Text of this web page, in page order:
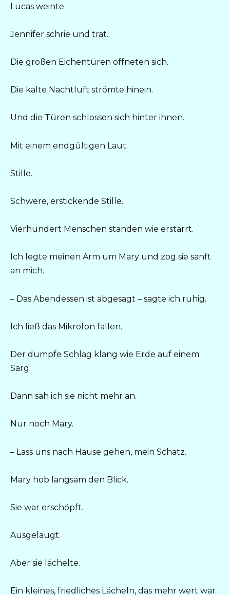
Lucas weinte.
Jennifer schrie und trat.
Die großen Eichentüren öffneten sich.
Die kalte Nachtluft strömte hinein.
Und die Türen schlossen sich hinter ihnen.
Mit einem endgültigen Laut.
Stille.
Schwere, erstickende Stille.
Vierhundert Menschen standen wie erstarrt.
Ich legte meinen Arm um Mary und zog sie sanft
an mich.
– Das Abendessen ist abgesagt – sagte ich ruhig.
Ich ließ das Mikrofon fallen.
Der dumpfe Schlag klang wie Erde auf einem
Sarg.
Dann sah ich sie nicht mehr an.
Nur noch Mary.
– Lass uns nach Hause gehen, mein Schatz.
Mary hob langsam den Blick.
Sie war erschöpft.
Ausgelaugt.
Aber sie lächelte.
Ein kleines, friedliches Lächeln, das mehr wert war